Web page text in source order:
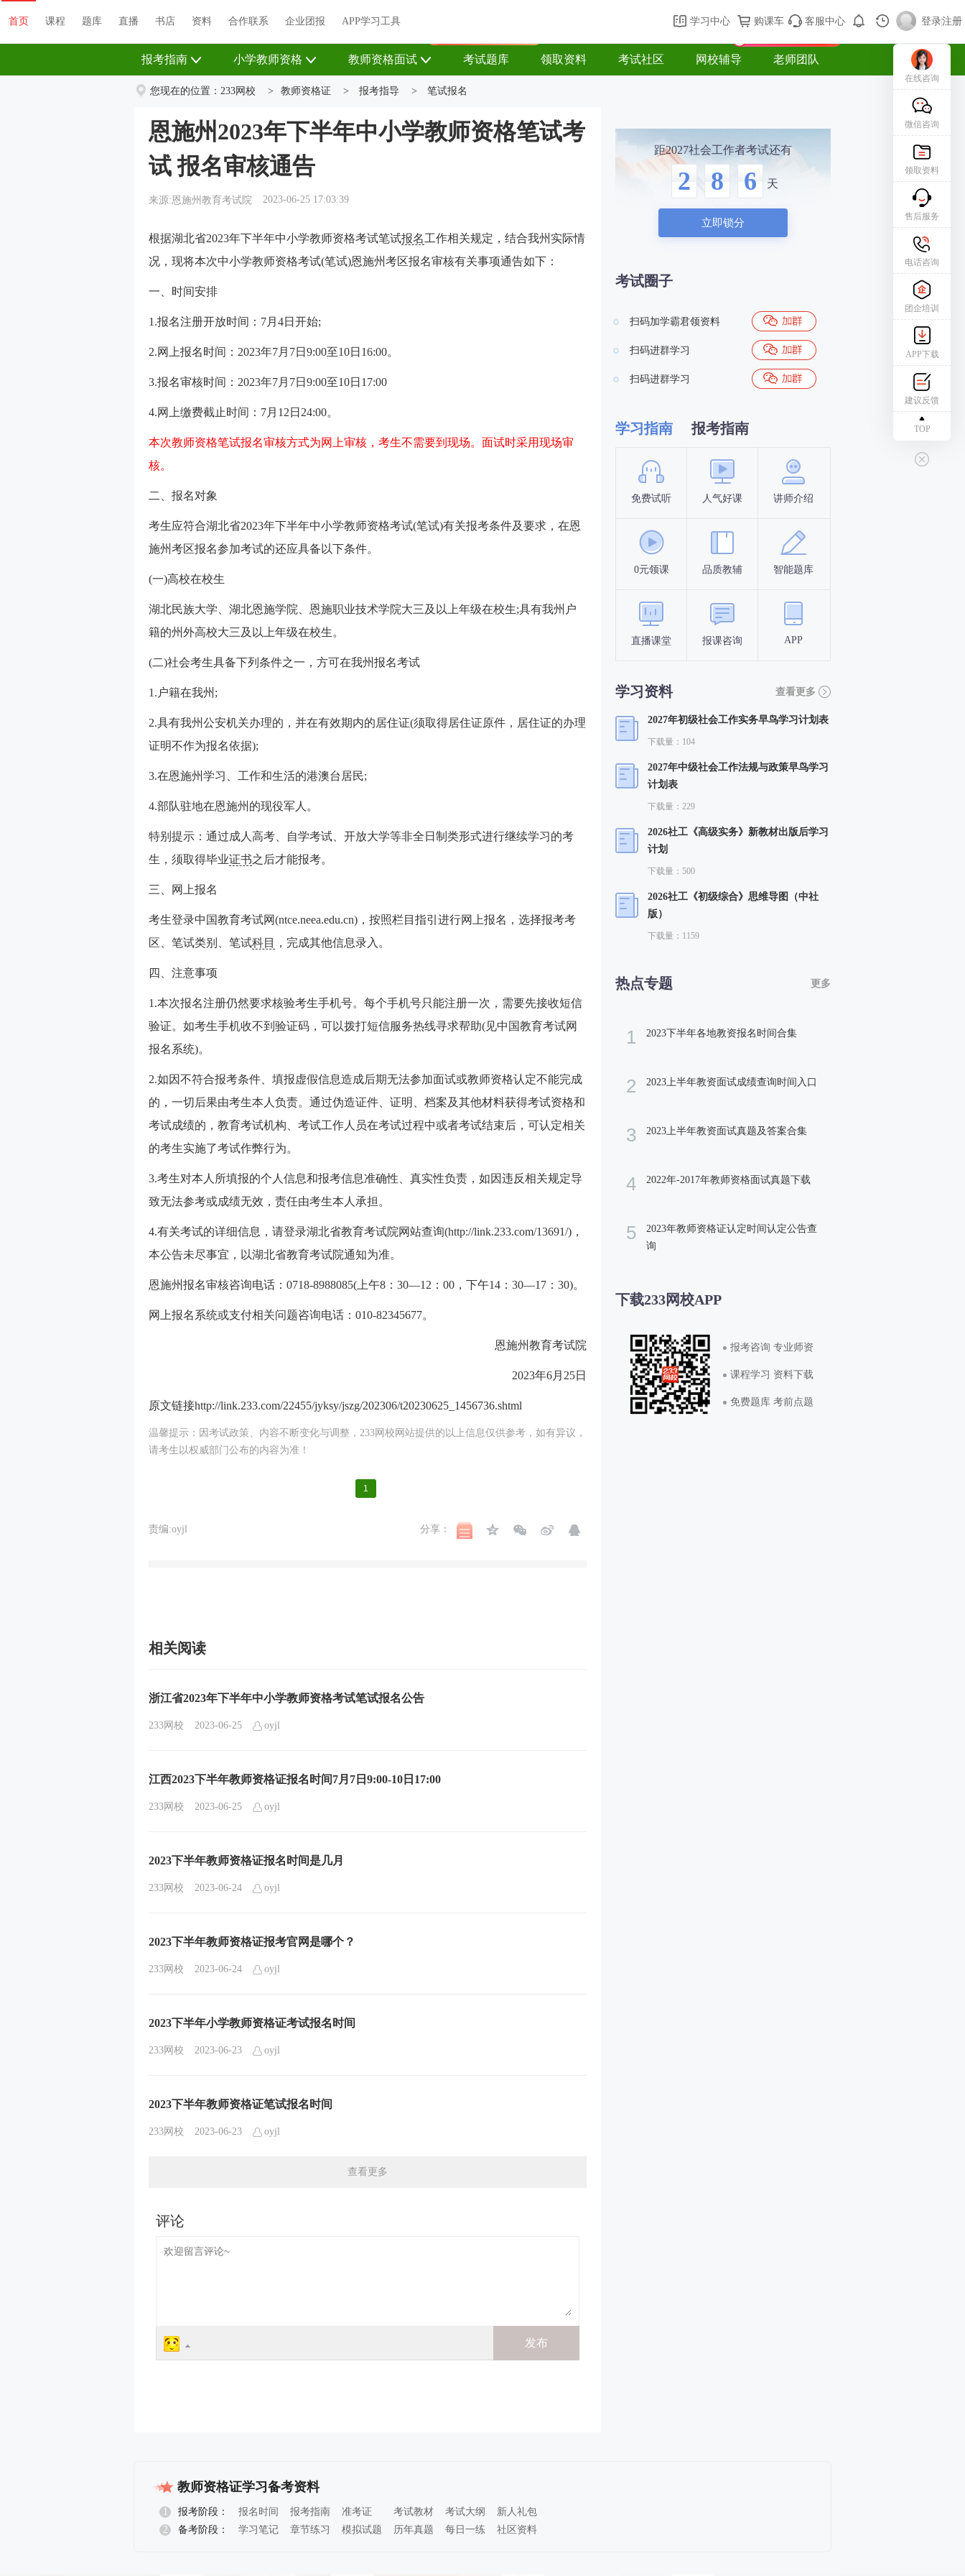
首页 课程 题库 直播 书店 资料 合作联系 企业团报 APP学习工具 学习中心 购课车 客服中心 登录|注册
首页 课程 题库 直播 书店 资料 关于我们 帮助中心 购课车 登录/注册
报考指南 小学教师资格 教师资格面试 考试题库 领取资料 考试社区 网校辅导 老师团队
您现在的位置： 233网校 > 教师资格证 > 报考指导 > 笔试报名
恩施州2023年下半年中小学教师资格笔试考
试 报名审核通告
来源:恩施州教育考试院 2023-06-25 17:03:39
根据湖北省2023年下半年中小学教师资格考试笔试报名工作相关规定，结合我州实际情
况，现将本次中小学教师资格考试(笔试)恩施州考区报名审核有关事项通告如下：
一、时间安排
1.报名注册开放时间：7月4日开始;
2.网上报名时间：2023年7月7日9:00至10日16:00。
3.报名审核时间：2023年7月7日9:00至10日17:00
4.网上缴费截止时间：7月12日24:00。
本次教师资格笔试报名审核方式为网上审核，考生不需要到现场。面试时采用现场审
核。
二、报名对象
考生应符合湖北省2023年下半年中小学教师资格考试(笔试)有关报考条件及要求，在恩
施州考区报名参加考试的还应具备以下条件。
(一)高校在校生
湖北民族大学、湖北恩施学院、恩施职业技术学院大三及以上年级在校生;具有我州户
籍的州外高校大三及以上年级在校生。
(二)社会考生具备下列条件之一，方可在我州报名考试
1.户籍在我州;
2.具有我州公安机关办理的，并在有效期内的居住证(须取得居住证原件，居住证的办理
证明不作为报名依据);
3.在恩施州学习、工作和生活的港澳台居民;
4.部队驻地在恩施州的现役军人。
特别提示：通过成人高考、自学考试、开放大学等非全日制类形式进行继续学习的考
生，须取得毕业证书之后才能报考。
三、网上报名
考生登录中国教育考试网(ntce.neea.edu.cn)，按照栏目指引进行网上报名，选择报考考
区、笔试类别、笔试科目 ，完成其他信息录入。
四、注意事项
1.本次报名注册仍然要求核验考生手机号。每个手机号只能注册一次，需要先接收短信
验证。如考生手机收不到验证码，可以拨打短信服务热线寻求帮助(见中国教育考试网
报名系统)。
2.如因不符合报考条件、填报虚假信息造成后期无法参加面试或教师资格认定不能完成
的，一切后果由考生本人负责。通过伪造证件、证明、档案及其他材料获得考试资格和
考试成绩的，教育考试机构、考试工作人员在考试过程中或者考试结束后，可认定相关
的考生实施了考试作弊行为。
3.考生对本人所填报的个人信息和报考信息准确性、真实性负责，如因违反相关规定导
致无法参考或成绩无效，责任由考生本人承担。
4.有关考试的详细信息，请登录湖北省教育考试院网站查询(http://link.233.com/13691/)，
本公告未尽事宜，以湖北省教育考试院通知为准。
恩施州报名审核咨询电话：0718-8988085(上午8：30—12：00，下午14：30—17：30)。
网上报名系统或支付相关问题咨询电话：010-82345677。
恩施州教育考试院
2023年6月25日
原文链接http://link.233.com/22455/jyksy/jszg/202306/t20230625_1456736.shtml
温馨提示：因考试政策、内容不断变化与调整，233网校 网站提供的以上信息仅供参考，如有异议，
请考生以权威部门公布的内容为准！
1
责编:oyjl 分享：
相关阅读
浙江省2023年下半年中小学教师资格考试笔试报名公告
233网校 2023-06-25 oyjl
江西2023下半年教师资格证报名时间7月7日9:00-10日17:00
233网校 2023-06-25 oyjl
2023下半年教师资格证报名时间是几月
233网校 2023-06-24 oyjl
2023下半年教师资格证报考官网是哪个？
233网校 2023-06-24 oyjl
2023下半年小学教师资格证考试报名时间
233网校 2023-06-23 oyjl
2023下半年教师资格证笔试报名时间
233网校 2023-06-23 oyjl
查看更多
距2027社会工作者考试还有
2 8 6 天
立即锁分
考试圈子
扫码加学霸君领资料
扫码进群学习
扫码进群学习
学习指南 报考指南
免费试听 人气好课 讲师介绍
0元领课 品质教辅 智能题库
直播课堂 报课咨询 APP
学习资料 查看更多
2027年初级社会工作实务早鸟学习计划表
下载量：104
2027年中级社会工作法规与政策早鸟学习
计划表
下载量：229
2026社工《高级实务》新教材出版后学习
计划
下载量：500
2026社工《初级综合》思维导图（中社
版）
下载量：1159
热点专题 更多
1 2023下半年各地教资报名时间合集
2 2023上半年教资面试成绩查询时间入口
3 2023上半年教资面试真题及答案合集
4 2022年-2017年教师资格面试真题下载
5
2023年教师资格证认定时间认定公告查
询
下载233网校APP
报考咨询 专业师资
课程学习 资料下载
免费题库 考前点题
教师资格证学习备考资料
1 报考阶段： 报名时间 报考指南 准考证 考试教材 考试大纲
新人礼包
报名指导
2 备考阶段： 学习笔记 章节练习 模拟试题 历年真题 每日一练 社区资料
在线咨询
微信咨询
领取资料
售后服务
电话咨询
团企培训
APP下载
建议反馈
TOP